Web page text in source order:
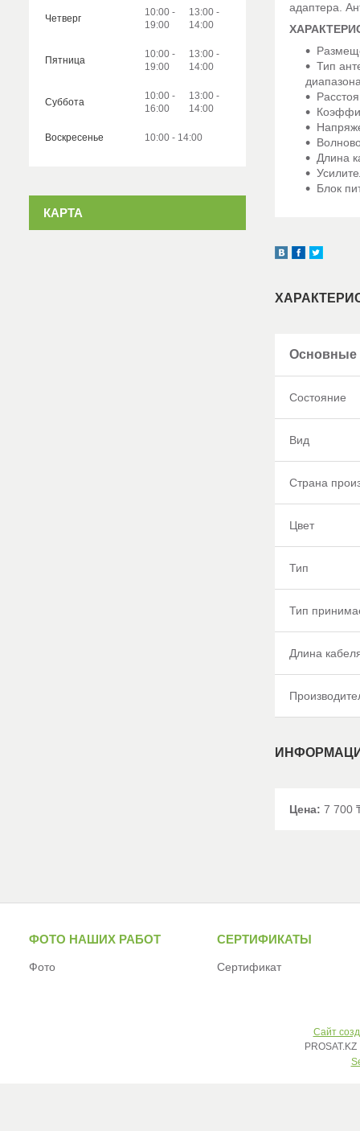
адаптера.
Основные
Состояние
Вид
Страна
Цвет
Тип
Тип
Длина
Цена: 7 700
Четверг
10:00
19:00
13:00
14:00
Пятница
10:00
19:00
13:00
14:00
Суббота
10:00
16:00
13:00
14:00
Воскресенье 10:00 14:00
КАРТА
ФОТО НАШИХ РАБОТ
Фото
СЕРТИФИКАТЫ
Сертификат
Сайт